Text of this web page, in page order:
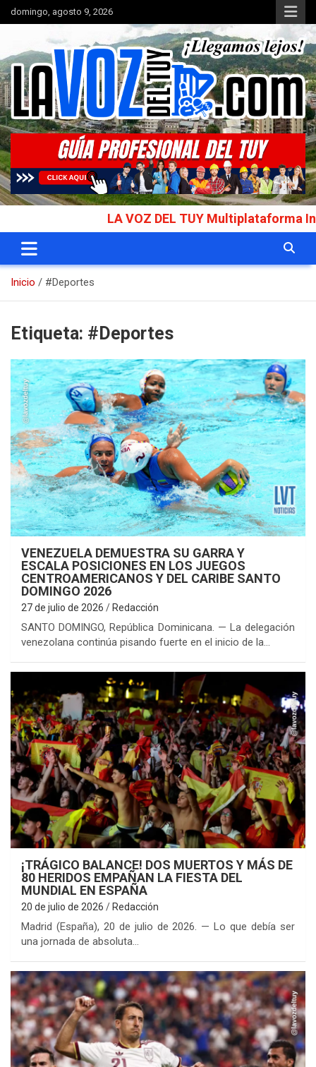
Saltar
al
domingo, agosto 9, 2026
La Voz del Tuy
Portal de noticias
LA VOZ DEL TUY Multiplataforma Informativa
Inicio #Deportes
Etiqueta: #Deportes
VENEZUELA DEMUESTRA SU GARRA Y
ESCALA POSICIONES EN LOS JUEGOS
CENTROAMERICANOS Y DEL CARIBE SANTO
DOMINGO 2026
27 de julio de 2026 Redacción
SANTO DOMINGO, República Dominicana. — La delegación
venezolana continúa pisando fuerte en el inicio de la…
¡TRÁGICO BALANCE! DOS MUERTOS Y MÁS DE
80 HERIDOS EMPAÑAN LA FIESTA DEL
MUNDIAL EN ESPAÑA
20 de julio de 2026 Redacción
Madrid (España), 20 de julio de 2026. — Lo que debía ser
una jornada de absoluta…